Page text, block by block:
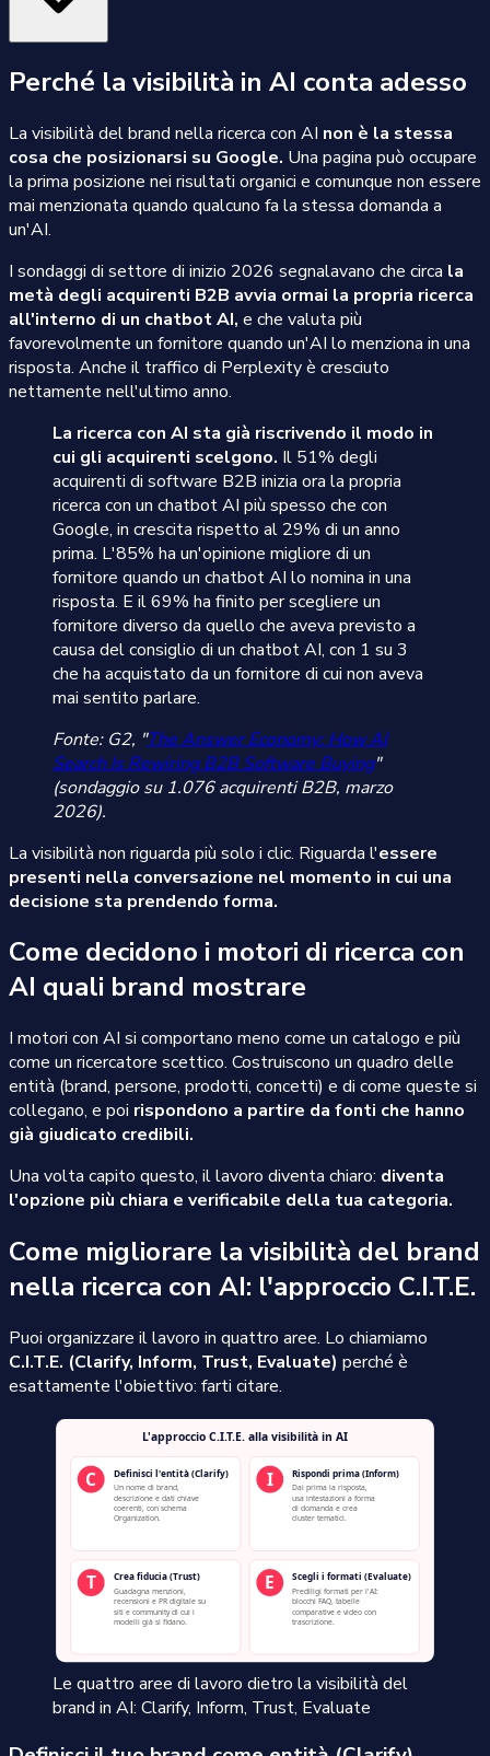
Perché la visibilità in AI conta adesso
La visibilità del brand nella ricerca con AI non è la stessa
cosa che posizionarsi su Google. Una pagina può occupare
la prima posizione nei risultati organici e comunque non essere
mai menzionata quando qualcuno fa la stessa domanda a
un'AI.
I sondaggi di settore di inizio 2026 segnalavano che circa la
metà degli acquirenti B2B avvia ormai la propria ricerca
all'interno di un chatbot AI, e che valuta più
favorevolmente un fornitore quando un'AI lo menziona in una
risposta. Anche il traffico di Perplexity è cresciuto
nettamente nell'ultimo anno.
La ricerca con AI sta già riscrivendo il modo in
cui gli acquirenti scelgono. Il 51% degli
acquirenti di software B2B inizia ora la propria
ricerca con un chatbot AI più spesso che con
Google, in crescita rispetto al 29% di un anno
prima. L'85% ha un'opinione migliore di un
fornitore quando un chatbot AI lo nomina in una
risposta. E il 69% ha finito per scegliere un
fornitore diverso da quello che aveva previsto a
causa del consiglio di un chatbot AI, con 1 su 3
che ha acquistato da un fornitore di cui non aveva
mai sentito parlare.
Fonte: G2, "The Answer Economy: How AI
Search Is Rewiring B2B Software Buying"
(sondaggio su 1.076 acquirenti B2B, marzo
2026).
La visibilità non riguarda più solo i clic. Riguarda l'essere
presenti nella conversazione nel momento in cui una
decisione sta prendendo forma.
Come decidono i motori di ricerca con
AI quali brand mostrare
I motori con AI si comportano meno come un catalogo e più
come un ricercatore scettico. Costruiscono un quadro delle
entità (brand, persone, prodotti, concetti) e di come queste si
collegano, e poi rispondono a partire da fonti che hanno
già giudicato credibili.
Una volta capito questo, il lavoro diventa chiaro: diventa
l'opzione più chiara e verificabile della tua categoria.
Come migliorare la visibilità del brand
nella ricerca con AI: l'approccio C.I.T.E.
Puoi organizzare il lavoro in quattro aree. Lo chiamiamo
C.I.T.E. (Clarify, Inform, Trust, Evaluate) perché è
esattamente l'obiettivo: farti citare.
Le quattro aree di lavoro dietro la visibilità del
brand in AI: Clarify, Inform, Trust, Evaluate